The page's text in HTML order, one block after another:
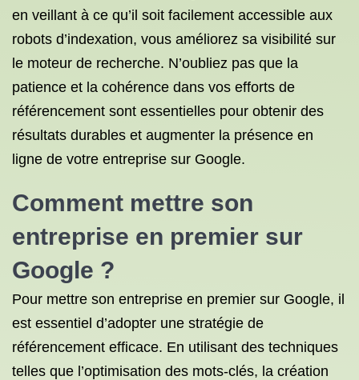
en veillant à ce qu’il soit facilement accessible aux
robots d’indexation, vous améliorez sa visibilité sur
le moteur de recherche. N’oubliez pas que la
patience et la cohérence dans vos efforts de
référencement sont essentielles pour obtenir des
résultats durables et augmenter la présence en
ligne de votre entreprise sur Google.
Comment mettre son
entreprise en premier sur
Google ?
Pour mettre son entreprise en premier sur Google, il
est essentiel d’adopter une stratégie de
référencement efficace. En utilisant des techniques
telles que l’optimisation des mots-clés, la création